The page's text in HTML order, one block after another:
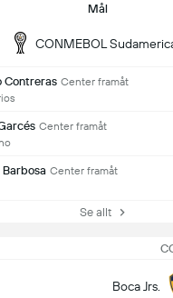
Mål
CONMEBOL
Contreras Center framåt
Center framåt
Center framåt
Se allt
Boca Jrs.